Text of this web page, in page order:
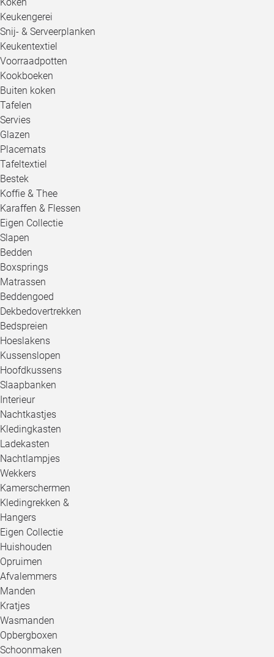
Keukengerei
Snij- & Serveerplanken
Keukentextiel
Voorraadpotten
Kookboeken
Buiten koken
Tafelen
Servies
Glazen
Placemats
Tafeltextiel
Bestek
Koffie & Thee
Karaffen & Flessen
Eigen Collectie
Slapen
Bedden
Boxsprings
Matrassen
Beddengoed
Dekbedovertrekken
Bedspreien
Hoeslakens
Kussenslopen
Hoofdkussens
Slaapbanken
Interieur
Nachtkastjes
Kledingkasten
Ladekasten
Nachtlampjes
Wekkers
Kamerschermen
Kledingrekken &
Hangers
Eigen Collectie
Huishouden
Opruimen
Afvalemmers
Manden
Kratjes
Wasmanden
Opbergboxen
Schoonmaken